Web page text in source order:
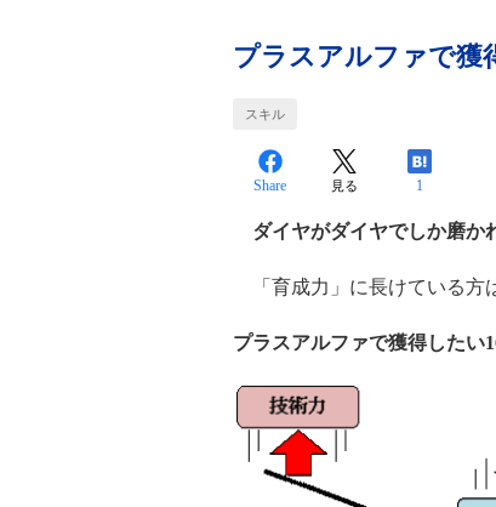
プラスアルファで獲
スキル
Share 見る 1
ダイヤがダイヤでしか磨か
「育成力」に長けている方
プラスアルファで獲得したい